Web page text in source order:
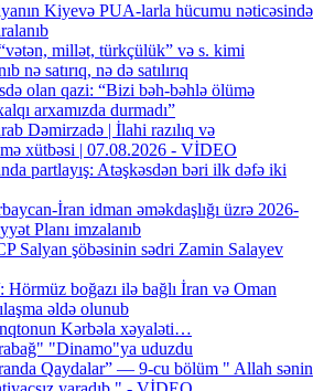
Kiyevə PUA-larla hücumu nəticəsində
millət, türkçülük” və s. kimi
nə satırıq, nə də satılırıq
olan qazi: “Bizi bəh-bəhlə ölümə
arxamızda durmadı”
Dəmirzadə | İlahi razılıq və
xütbəsi | 07.08.2026 - VİDEO
partlayış: Atəşkəsdən bəri ilk dəfə iki
İran idman əməkdaşlığı üzrə 2026-
Planı imzalanıb
Salyan şöbəsinin sədri Zamin Salayev
boğazı ilə bağlı İran və Oman
əldə olunub
Kərbəla xəyaləti…
"Dinamo"ya uduzdu
Qaydalar” — 9-cu bölüm " Allah sənin